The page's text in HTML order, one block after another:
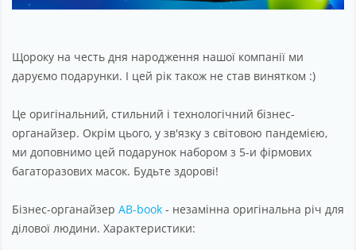
Щороку на честь дня народження нашої компанії ми
даруємо подарунки. І цей рік також не став винятком :)
Це оригінальний, стильний і технологічний бізнес-
органайзер. Окрім цього, у зв'язку з світовою пандемією,
ми доповнимо цей подарунок набором з 5-и фірмових
багаторазових масок. Будьте здорові!
Бізнес-органайзер AB-book - незамінна оригінальна річ для
ділової людини. Характеристики: